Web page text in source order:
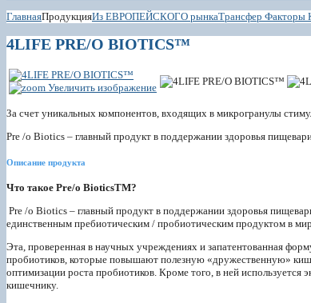
ГлавнаяПродукцияИз ЕВРОПЕЙСКОГО рынкаТрансфер Факторы
4LIFE PRE/O BIOTICS™
Увеличить изображение
За счет уникальных компонентов, входящих в микрогранулы
Pre /o Biotics – главный продукт в поддержании здоровья
Описание продукта
Что такое Pre/o BioticsTM?
Pre /o Biotics – главный продукт в поддержании здоровья
единственным пребиотическим / пробиотическим продуктом в
Эта, проверенная в научных учреждениях и запатентованная
пробиотиков, которые повышают полезную «дружественную»
оптимизации роста пробиотиков. Кроме того, в ней используется
кишечнику.